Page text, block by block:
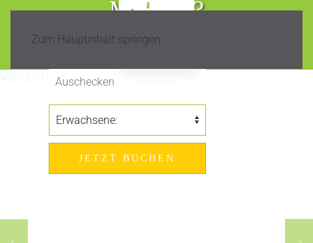
Zum Hauptinhalt springen
Madeira?